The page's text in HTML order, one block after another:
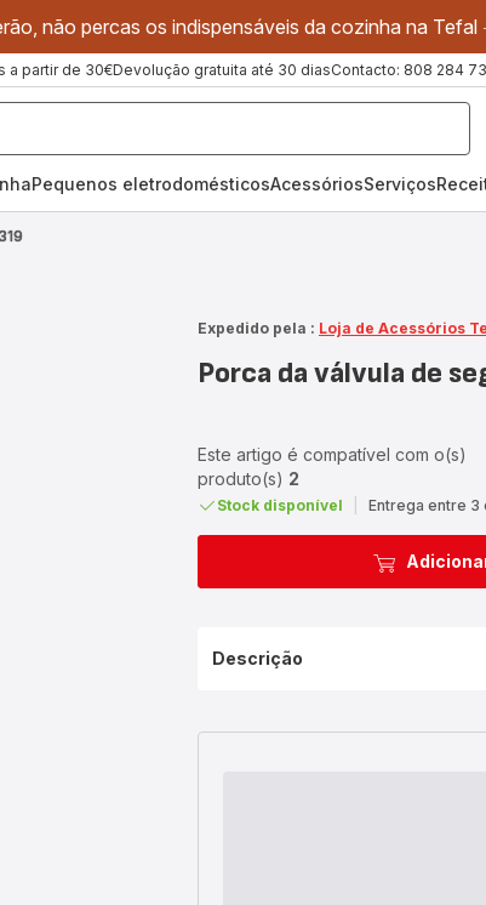
não percas os indispensáveis da cozinha na
a partir de 30€Devolução gratuita até 30 diasContacto: 808 284
Pequenos eletrodomésticosAcessóriosServiços
Expedido pela : Loja de Acessórios
Porca da válvula de
Este artigo é compatível com o(s)
produto(s) 2
Stock disponível Entrega entre 3
Descrição